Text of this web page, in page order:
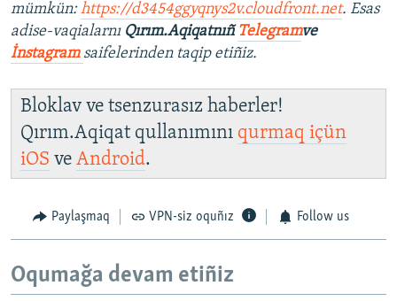
mümkün:https://d3454ggyqnys2v.cloudfront.net. Esas
adise-vaqialarnı Qırım.Aqiqatnıñ Telegramve
İnstagram saifelerinden taqip etiñiz.
Bloklav ve tsenzurasız haberler!
Qırım.Aqiqat qullanımını qurmaq içün
iOS ve Android.
Paylaşmaq VPN-siz oquñız Follow us
Oqumağa devam etiñiz